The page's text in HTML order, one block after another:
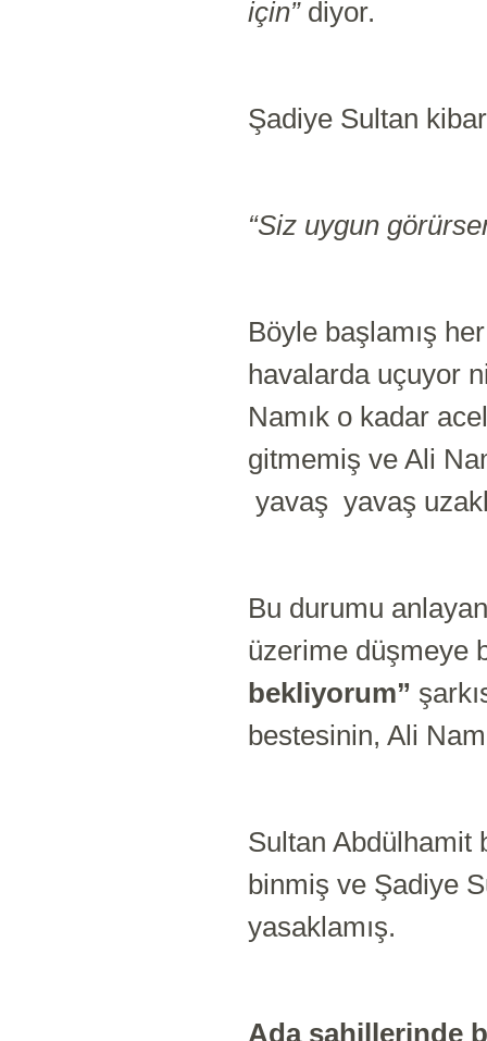
için”diyor.
Şadiye Sultan
“Siz uygun
Böyle başlamış
havalarda uçuyor
Namık o kadar
gitmemiş ve Ali
yavaş yavaş
Bu durumu
üzerime düşmeye
bekliyorum”
bestesinin, Ali
Sultan Abdülhamit
binmiş ve Şadiye
yasaklamış.
Ada